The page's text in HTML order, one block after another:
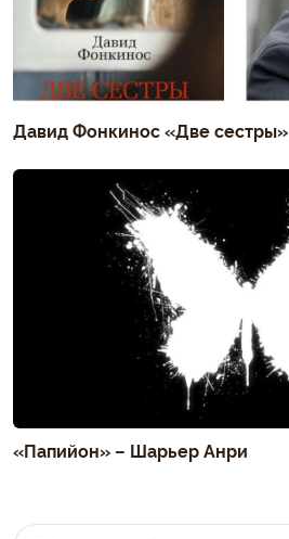
Давид Фонкинос «Две сестры»
«Папийон» – Шарьер Анри